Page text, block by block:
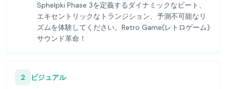
Sphelpki Phase 3を定義するダイナミックなビート、
エキセントリックなトランジション、予測不可能なリ
ズムを体験してください。Retro Game(レトロゲーム)
サウンド革命！
2 ビジュアル